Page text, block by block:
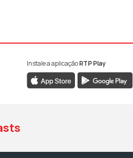
RTP Antena 1
da RTP Antena 1
da RTP Antena 1
Instale a aplicaçãoRTP Play